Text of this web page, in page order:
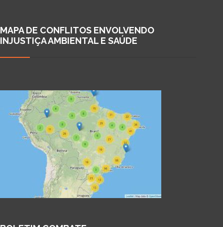
MAPA DE CONFLITOS ENVOLVENDO
INJUSTIÇA AMBIENTAL E SAÚDE